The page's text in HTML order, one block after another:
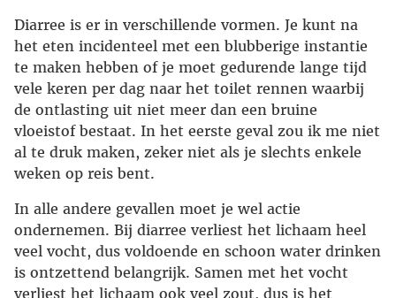
Diarree is er in verschillende vormen. Je kunt na
het eten incidenteel met een blubberige instantie
te maken hebben of je moet gedurende lange tijd
vele keren per dag naar het toilet rennen waarbij
de ontlasting uit niet meer dan een bruine
vloeistof bestaat. In het eerste geval zou ik me niet
al te druk maken, zeker niet als je slechts enkele
weken op reis bent.
In alle andere gevallen moet je wel actie
ondernemen. Bij diarree verliest het lichaam heel
veel vocht, dus voldoende en schoon water drinken
is ontzettend belangrijk. Samen met het vocht
verliest het lichaam ook veel zout, dus is het